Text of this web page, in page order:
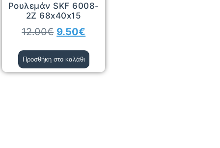
Ρουλεμάν SKF 6008-
2Z 68x40x15
12.00€ 9.50€
Προσθήκη στο καλάθι